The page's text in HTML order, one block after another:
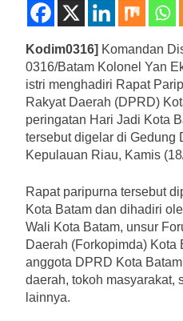
Kodim0316] Komandan
0316/Batam Kolonel Yan
istri menghadiri Rapat
Rakyat Daerah (DPRD)
peringatan Hari Jadi Kota
tersebut digelar di Gedung
Kepulauan Riau, Kamis
Rapat paripurna tersebut
Kota Batam dan dihadiri
Wali Kota Batam, unsur
Daerah (Forkopimda) Kota
anggota DPRD Kota
daerah, tokoh masyarakat,
lainnya.